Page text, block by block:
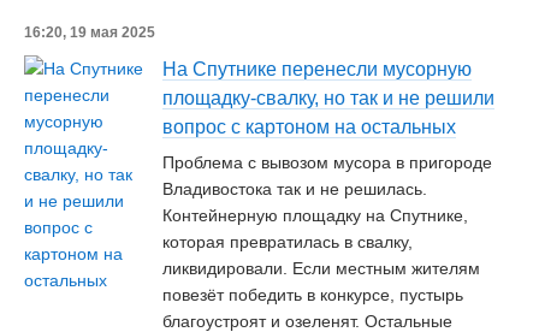
16:20, 19 мая 2025
На Спутнике перенесли мусорную
площадку-свалку, но так и не решили
вопрос с картоном на остальных
Проблема с вывозом мусора в пригороде
Владивостока так и не решилась.
Контейнерную площадку на Спутнике,
которая превратилась в свалку,
ликвидировали. Если местным жителям
повезёт победить в конкурсе, пустырь
благоустроят и озеленят. Остальные